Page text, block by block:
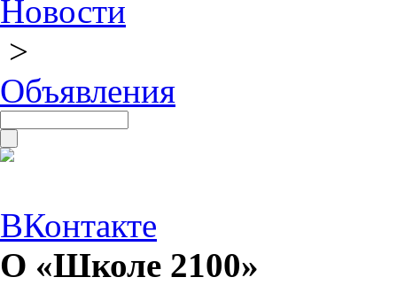
Новости
>
Объявления
ВКонтакте
О «Школе 2100»